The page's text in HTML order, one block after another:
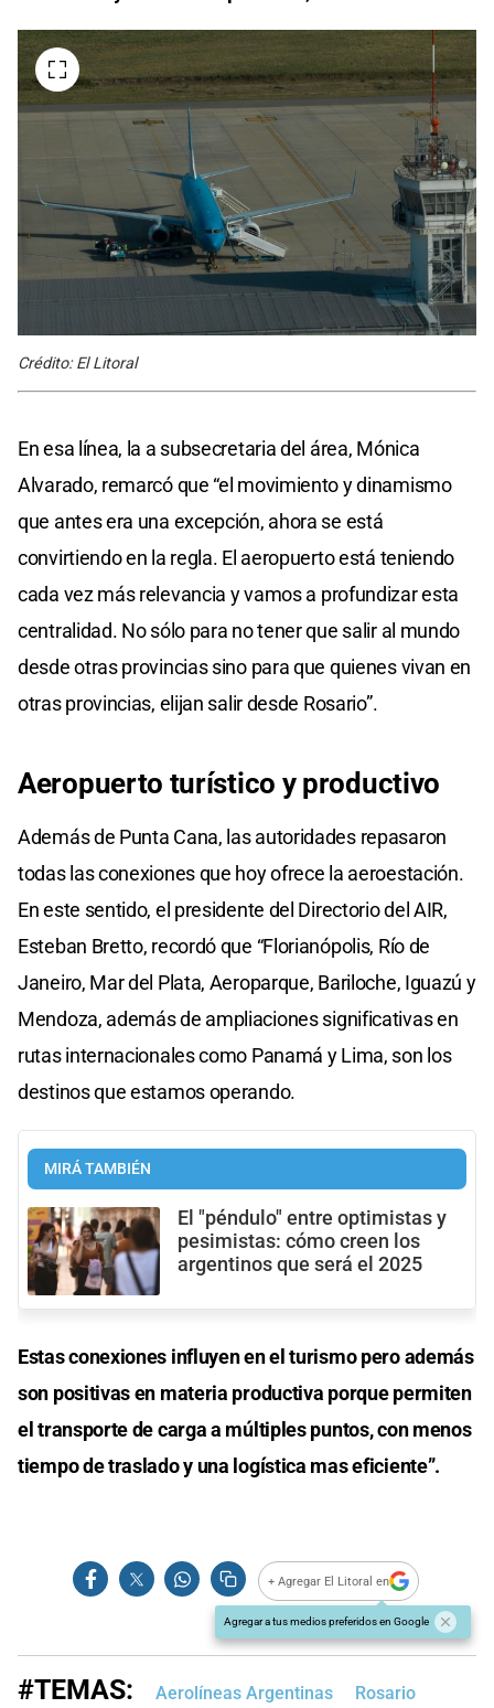
Crédito: El Litoral
En esa línea, la a subsecretaria del área, Mónica
Alvarado, remarcó que “el movimiento y dinamismo
que antes era una excepción, ahora se está
convirtiendo en la regla. El aeropuerto está teniendo
cada vez más relevancia y vamos a profundizar esta
centralidad. No sólo para no tener que salir al mundo
desde otras provincias sino para que quienes vivan en
otras provincias, elijan salir desde Rosario”.
Aeropuerto turístico y productivo
Además de Punta Cana, las autoridades repasaron
todas las conexiones que hoy ofrece la aeroestación.
En este sentido, el presidente del Directorio del AIR,
Esteban Bretto, recordó que “Florianópolis, Río de
Janeiro, Mar del Plata, Aeroparque, Bariloche, Iguazú y
Mendoza, además de ampliaciones significativas en
rutas internacionales como Panamá y Lima, son los
destinos que estamos operando.
MIRÁ TAMBIÉN
El "péndulo" entre optimistas y
pesimistas: cómo creen los
argentinos que será el 2025
Estas conexiones influyen en el turismo pero además
son positivas en materia productiva porque permiten
el transporte de carga a múltiples puntos, con menos
tiempo de traslado y una logística mas eficiente”.
+ Agregar El Litoral en
Agregar a tus medios preferidos en Google
#TEMAS: Aerolíneas Argentinas Rosario